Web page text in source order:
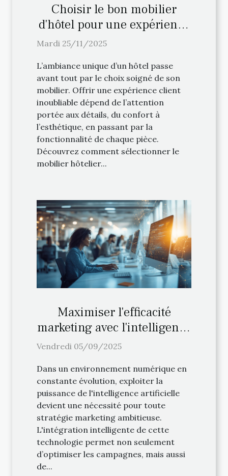
Choisir le bon mobilier
d'hôtel pour une expérience
client inoubliable
Mardi 25/11/2025
L’ambiance unique d’un hôtel passe
avant tout par le choix soigné de son
mobilier. Offrir une expérience client
inoubliable dépend de l’attention
portée aux détails, du confort à
l’esthétique, en passant par la
fonctionnalité de chaque pièce.
Découvrez comment sélectionner le
mobilier hôtelier...
Maximiser l'efficacité
marketing avec l'intelligence
artificielle
Vendredi 05/09/2025
Dans un environnement numérique en
constante évolution, exploiter la
puissance de l'intelligence artificielle
devient une nécessité pour toute
stratégie marketing ambitieuse.
L'intégration intelligente de cette
technologie permet non seulement
d’optimiser les campagnes, mais aussi
de...